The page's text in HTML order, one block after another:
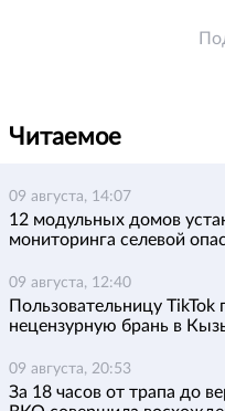
Читаемое
09 августа, 14:07
12 модульных домов
мониторинга селевой
09 августа, 12:40
Пользовательницу TikTok
нецензурную брань в
09 августа, 20:53
За 18 часов от трапа до